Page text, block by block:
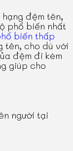
đệm tên,
phổ biến nhất
biến thấp
tên, cho dù với
đệm đi kèm
giúp cho
người tại